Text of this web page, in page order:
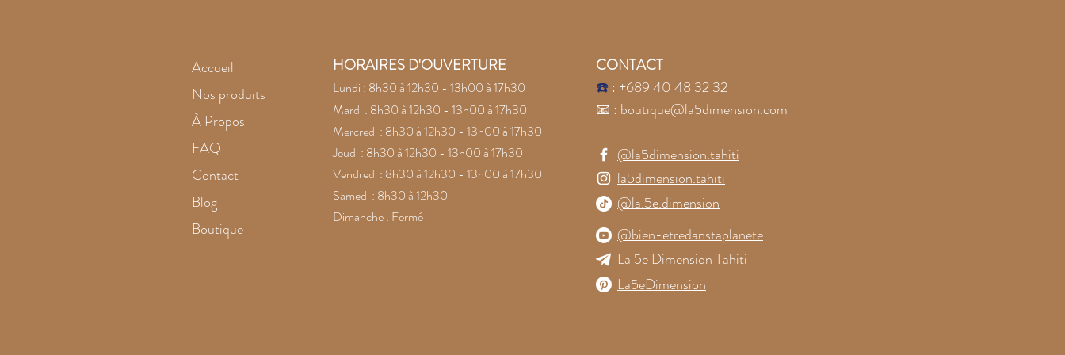
Accueil
Nos produits
À Propos
FAQ
Contact
Blog
Boutique
HORAIRES D'OUVERTURE
Lundi : 8h30 à 12h30 - 13h00 à 17h30
Mardi : 8h30 à 12h30 - 13h00 à 17h30
Mercredi : 8h30 à 12h30 - 13h00 à 17h30
Jeudi : 8h30 à 12h30 - 13h00 à 17h30
Vendredi : 8h30 à 12h30 - 13h00 à 17h30
Samedi : 8h30 à 12h30
Dimanche : Fermé
CONTACT
☎️: +689 40 48 32 32
📧 : boutique@la5dimension.com
@la5dimension.tahiti
la5dimension.tahiti
@la.5e.dimension
@bien-etredanstaplanete
La 5e Dimension Tahiti
La5eDimension